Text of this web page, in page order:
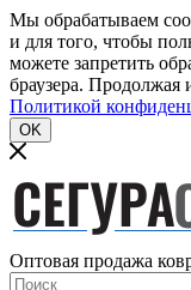
Мы обрабатываем
и для того, чтобы
можете запретить
браузера. Продолжая
Политикой
OK
Оптовая продажа